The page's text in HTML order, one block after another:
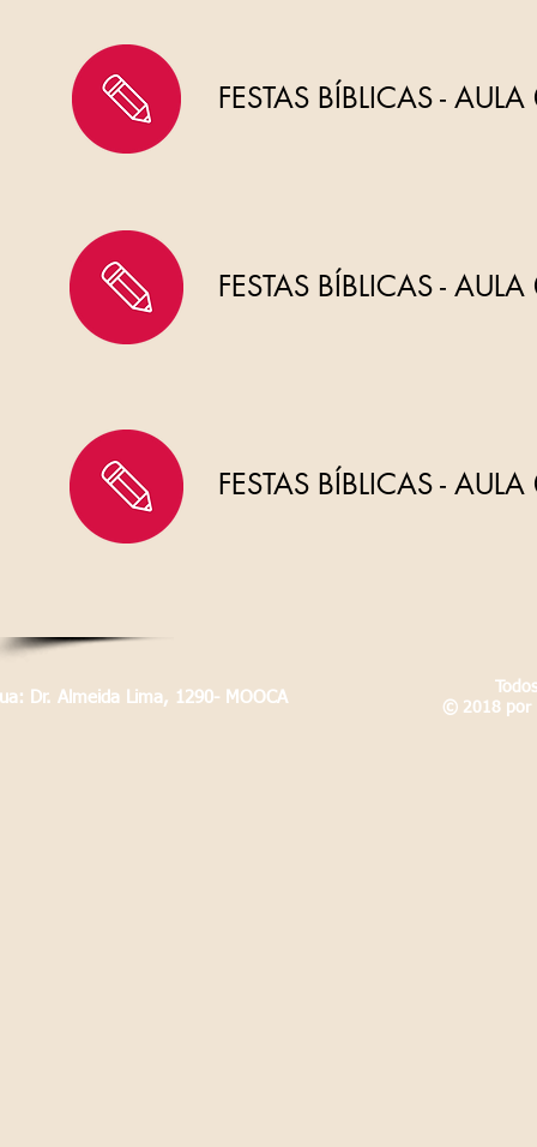
FESTAS BÍBLICAS -
FESTAS BÍBLICAS -
FESTAS BÍBLICAS -
Dr. Almeida Lima, 1290- MOOCA
© 2018 por